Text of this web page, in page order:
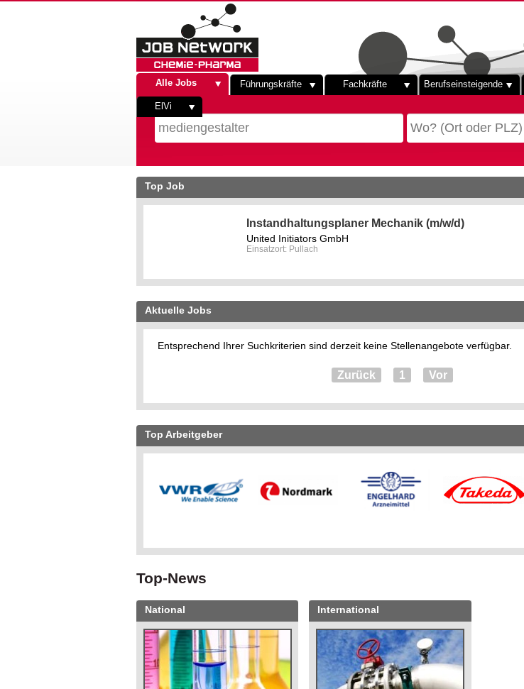
Alle Jobs Führungskräfte Fachkräfte Berufseinsteigende
ElVi
Top Job
Instandhaltungsplaner Mechanik (m/w/d)
United Initiators GmbH
Einsatzort: Pullach
Aktuelle Jobs
Entsprechend Ihrer Suchkriterien sind derzeit keine Stellenangebote verfügbar.
Zurück 1 Vor
Top Arbeitgeber
Top-News
National International